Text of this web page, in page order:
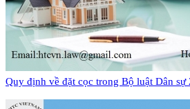
Quy định về đặt cọc trong Bộ luật Dân sự